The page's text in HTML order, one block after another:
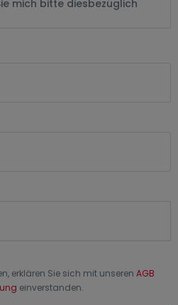
erklären Sie sich mit unseren AGB
einverstanden.